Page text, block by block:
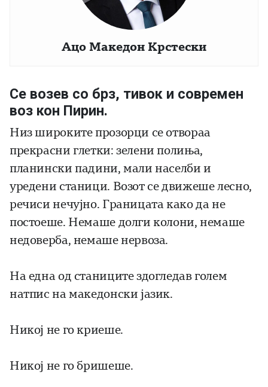
Ацо Македон Крстески
Се возев со брз, тивок и современ
воз кон Пирин.
Низ широките прозорци се отвораа
прекрасни глетки: зелени полиња,
планински падини, мали населби и
уредени станици. Возот се движеше лесно,
речиси нечујно. Границата како да не
постоеше. Немаше долги колони, немаше
недоверба, немаше нервоза.
На една од станиците здогледав голем
натпис на македонски јазик.
Никој не го криеше.
Никој не го бришеше.